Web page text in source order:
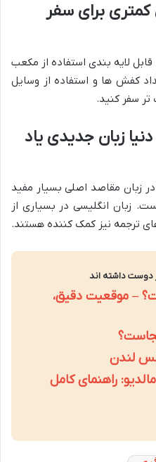
برای سفر
لایه بندی استفاده از مکعب
کفش ها و استفاده از وسایل
تر سفر کنید.
زبان جدیدی یاد
زبان مقاصد اصلی بسیار مفید
زبان انگلیسی در بسیاری از
ترجمه نیز کمک کننده هستند.
دوست داشته اند
– موقعیت دقیق،
لندن
راهنمای کامل